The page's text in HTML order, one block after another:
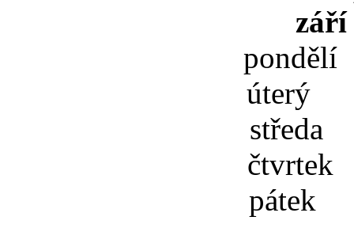
září
úterý
středa
čtvrtek
pátek